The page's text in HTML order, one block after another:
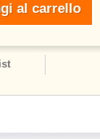
al carrello